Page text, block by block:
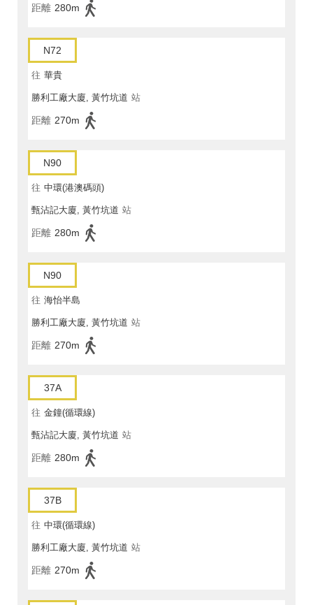
距離 280m
N72
往 華貴
勝利工廠大廈, 黃竹坑道 站
距離 270m
N90
往 中環(港澳碼頭)
甄沾記大廈, 黃竹坑道 站
距離 280m
N90
往 海怡半島
勝利工廠大廈, 黃竹坑道 站
距離 270m
37A
往 金鐘(循環線)
甄沾記大廈, 黃竹坑道 站
距離 280m
37B
往 中環(循環線)
勝利工廠大廈, 黃竹坑道 站
距離 270m